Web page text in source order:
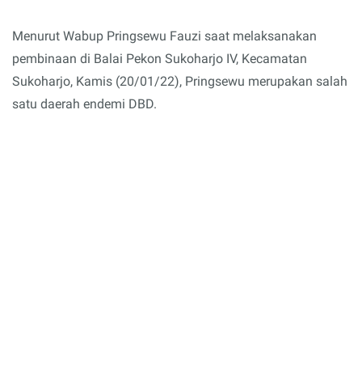
Menurut Wabup Pringsewu Fauzi saat melaksanakan
pembinaan di Balai Pekon Sukoharjo IV, Kecamatan
Sukoharjo, Kamis (20/01/22), Pringsewu merupakan salah
satu daerah endemi DBD.